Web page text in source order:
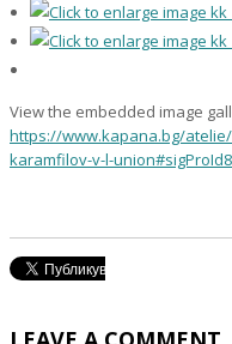
View the embedded image
https://www.kapana.bg/
karamfilov-v-l-